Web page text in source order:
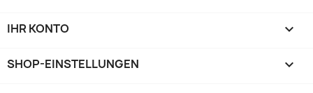
IHR KONTO 
SHOP-EINSTELLUNGEN keyboard_arrow_down